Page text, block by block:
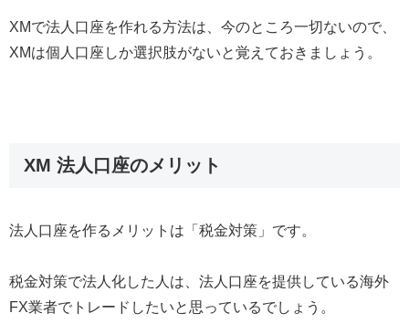
XMで法人口座を作れる方法は、今のところ一切ないので、
XMは個人口座しか選択肢がないと覚えておきましょう。
XM 法人口座のメリット
法人口座を作るメリットは「税金対策」です。
税金対策で法人化した人は、法人口座を提供している海外
FX業者でトレードしたいと思っているでしょう。